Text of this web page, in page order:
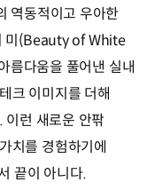
역동적이고 우아한
미(Beauty of White
름다움을 풀어낸 실내
크 이미지를 더해
이런 새로운 안팎
치를 경험하기에
끝이 아니다.